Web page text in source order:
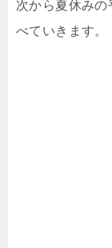
次から夏休みの
べていきます。